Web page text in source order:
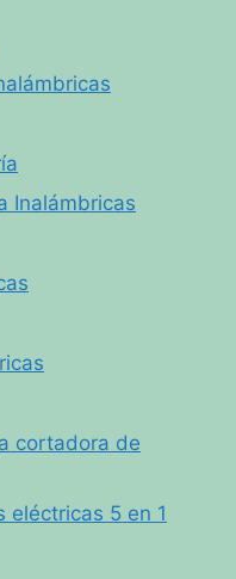
Inalámbricas
cortadora de
eléctricas 5 en 1